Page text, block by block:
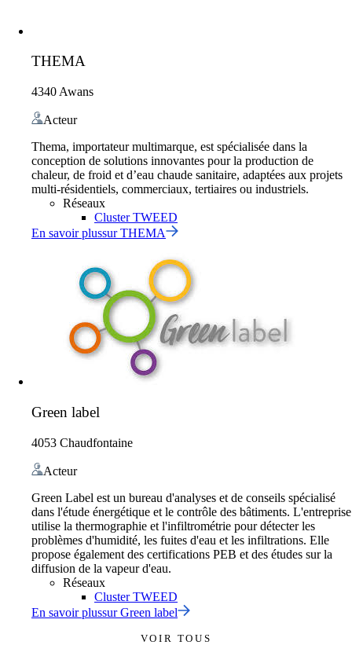
THEMA
4340 Awans
Acteur
Thema, importateur multimarque, est spécialisée dans la
conception de solutions innovantes pour la production de
chaleur, de froid et d’eau chaude sanitaire, adaptées aux projets
multi-résidentiels, commerciaux, tertiaires ou industriels.
Réseaux
Cluster TWEED
En savoir plussurTHEMA
Green label
4053 Chaudfontaine
Acteur
Green Label est un bureau d'analyses et de conseils spécialisé
dans l'étude énergétique et le contrôle des bâtiments. L'entreprise
utilise la thermographie et l'infiltrométrie pour détecter les
problèmes d'humidité, les fuites d'eau et les infiltrations. Elle
propose également des certifications PEB et des études sur la
diffusion de la vapeur d'eau.
Réseaux
Cluster TWEED
En savoir plussurGreen label
VOIR TOUS